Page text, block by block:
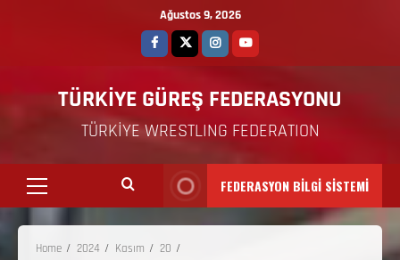
Ağustos 9, 2026
TÜRKİYE GÜREŞ FEDERASYONU
TÜRKİYE WRESTLING FEDERATION
FEDERASYON BİLGİ SİSTEMİ
Home 2024 Kasım
20